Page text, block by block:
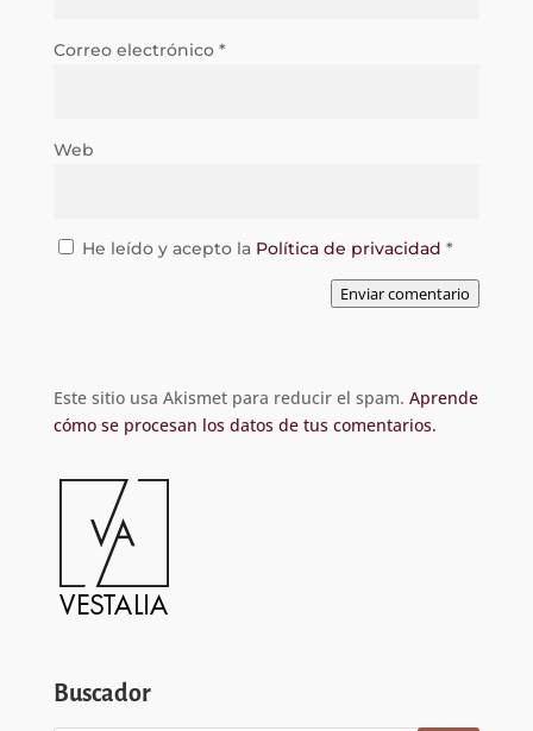
Correo electrónico *
Web
He leído y acepto la Política de privacidad *
Enviar comentario
Este sitio usa Akismet para reducir el spam. Aprende
cómo se procesan los datos de tus comentarios.
Buscador